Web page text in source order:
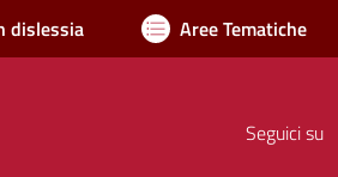
dislessia Aree Tematiche
Seguici su